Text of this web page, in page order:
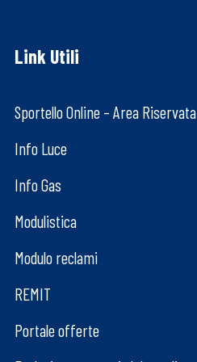
Link Utili
Sportello Online – Area Riservata
Info Luce
Info Gas
Modulistica
Modulo reclami
REMIT
Portale offerte